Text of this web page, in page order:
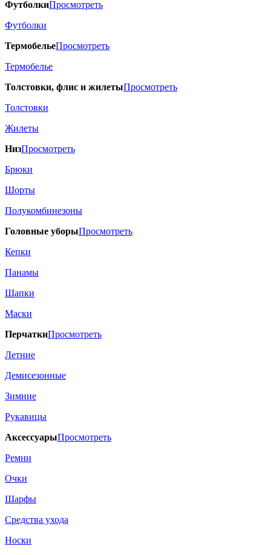
ФутболкиПросмотреть
Футболки
ТермобельеПросмотреть
Термобелье
Толстовки, флис и жилетыПросмотреть
Толстовки
Жилеты
НизПросмотреть
Брюки
Шорты
Полукомбинезоны
Головные уборыПросмотреть
Кепки
Панамы
Шапки
Маски
ПерчаткиПросмотреть
Летние
Демисезонные
Зимние
Рукавицы
АксессуарыПросмотреть
Ремни
Очки
Шарфы
Средства ухода
Носки